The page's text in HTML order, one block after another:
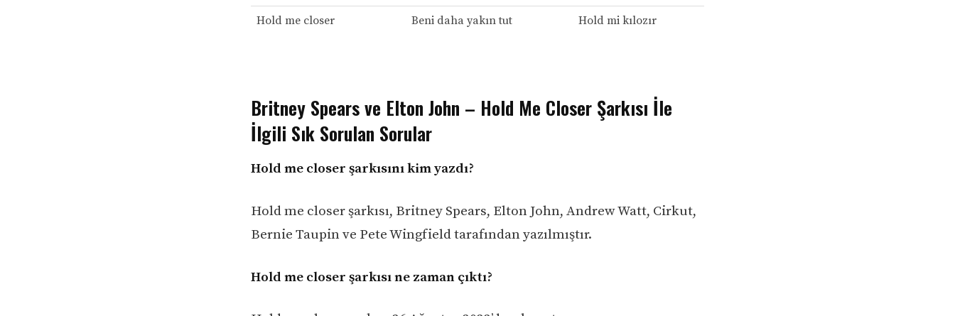
Hold me closer Beni daha yakın tut Hold mi kılozır
Britney Spears ve Elton John – Hold Me Closer Şarkısı İle
İlgili Sık Sorulan Sorular
Hold me closer şarkısını kim yazdı?
Hold me closer şarkısı, Britney Spears, Elton John, Andrew Watt, Cirkut,
Bernie Taupin ve Pete Wingfield tarafından yazılmıştır.
Hold me closer şarkısı ne zaman çıktı?